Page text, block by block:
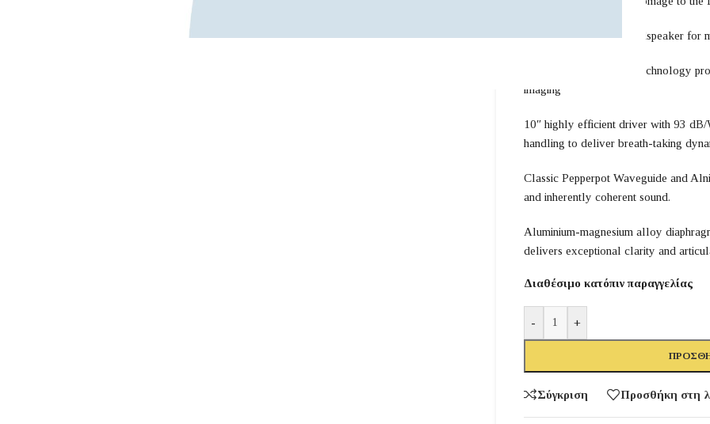
2 way floorstanding loudspeaker for
Dual Concentric driver technology
imaging
10″ highly efficient driver with 93
handling to deliver breath-taking
Classic Pepperpot Waveguide and
and inherently coherent sound.
Aluminium-magnesium alloy
delivers exceptional clarity and
Διαθέσιμο κατόπιν παραγγελίας
- +
Σύγκριση Προσθήκη στη